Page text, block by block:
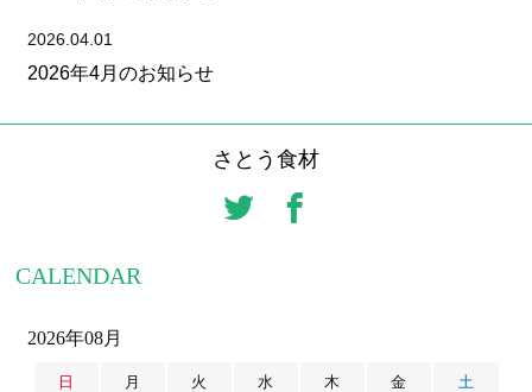
2026.04.01
2026年4月のお知らせ
さとう食材
CALENDAR
2026年08月
日 月 火 水 木 金 土